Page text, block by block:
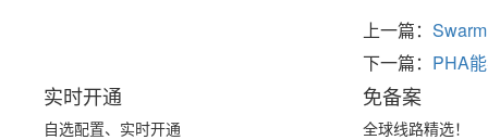
上一篇：
下一篇： PHA
实时开通
自选配置、实时开通
免备案
全球线路精选！